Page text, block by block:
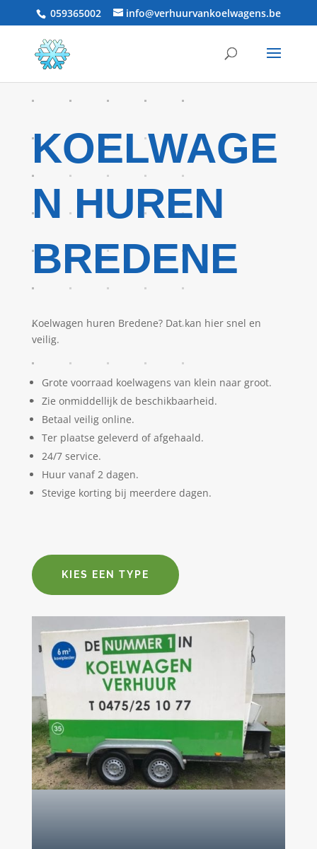
059365002 info@verhuurvankoelwagens.be
KOELWAGE
N HUREN
BREDENE
Koelwagen huren Bredene? Dat kan hier snel en
veilig.
Grote voorraad koelwagens van klein naar groot.
Zie onmiddellijk de beschikbaarheid.
Betaal veilig online.
Ter plaatse geleverd of afgehaald.
24/7 service.
Huur vanaf 2 dagen.
Stevige korting bij meerdere dagen.
KIES EEN TYPE